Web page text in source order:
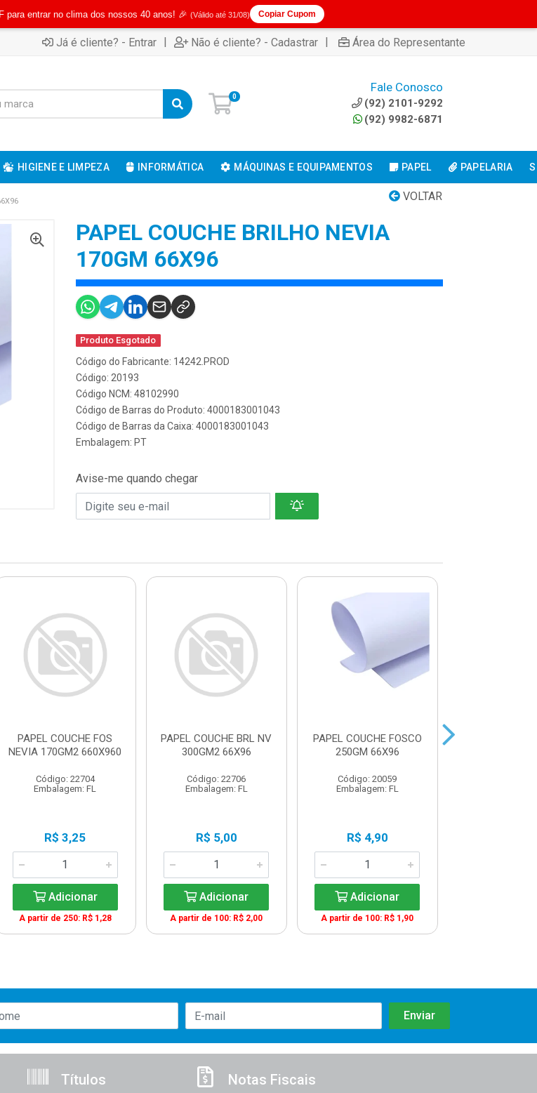
Já é cliente? - Entrar | Não é cliente? - Cadastrar | Área do Representante
0
Fale Conosco
(92) 2101-9292
(92) 9982-6871
HIGIENE E LIMPEZA INFORMÁTICA MÁQUINAS E EQUIPAMENTOS PAPEL PAPELARIA
VOLTAR
PAPEL COUCHE BRILHO NEVIA
170GM 66X96
Produto Esgotado
Código do Fabricante: 14242.PROD
Código: 20193
Código NCM: 48102990
Código de Barras do Produto: 4000183001043
Código de Barras da Caixa: 4000183001043
Embalagem: PT
Avise-me quando chegar
PAPEL COUCHE FOS
NEVIA 170GM2 660X960
Código: 22704
Embalagem: FL
R$ 3,25
Adicionar
A partir de 250: R$ 1,28
PAPEL COUCHE BRL NV
300GM2 66X96
Código: 22706
Embalagem: FL
R$ 5,00
Adicionar
A partir de 100: R$ 2,00
PAPEL COUCHE FOSCO
250GM 66X96
Código: 20059
Embalagem: FL
R$ 4,90
Adicionar
A partir de 100: R$ 1,90
Títulos Notas Fiscais
para entrar no clima dos nossos 40 anos! 🎉 (Válido até 31/08) Copiar Cupom